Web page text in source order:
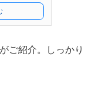
ご紹介。しっかり